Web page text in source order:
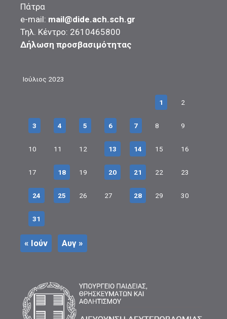
Πάτρα
e-mail: mail@dide.ach.sch.gr
Τηλ. Κέντρο: 2610465800
Δήλωση προσβασιμότητας
Ιούλιος 2023
1 2
3 4 5 6 7 8 9
10 11 12 13 14 15 16
17 18 19 20 21 22 23
24 25 26 27 28 29 30
31
« Ιούν Αυγ »